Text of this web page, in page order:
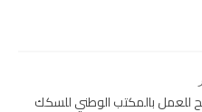
للعمل بالمكتب الوطني للسكك